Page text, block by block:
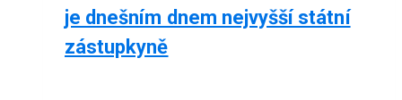
je dnešním dnem nejvyšší státní
zástupkyně